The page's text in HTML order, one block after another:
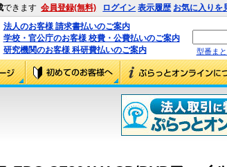
できます 会員登録(無料) ログイン 表示履歴 お気に入りを
法人のお客様 請求書払いのご案内
学校・官公庁のお客様 校費・公費払いのご案内
研究機関のお客様 科研費払いのご案内
型番ま